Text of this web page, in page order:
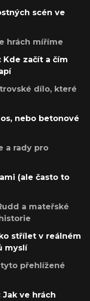
scén ve
hrách míříme
Kde začít a čím
dílo, které
nebo betonové
a rady pro
(ale často to
a mateřské
střílet v reálném
myslí
přehlížené
ve hrách